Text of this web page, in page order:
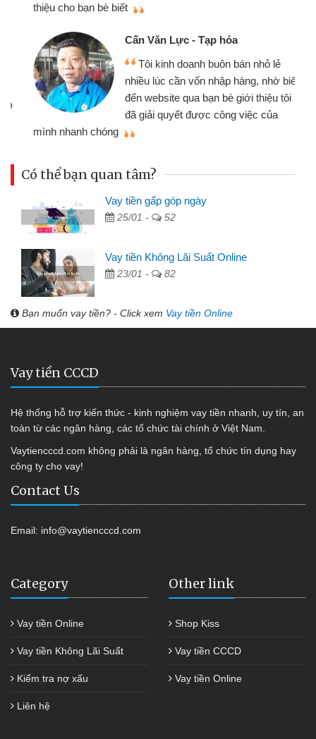
thiệu cho bạn bè biết
Cấn Văn Lực - Tạp hóa
Tôi kinh doanh buôn bán nhỏ lẻ
nhiều lúc cần vốn nhập hàng, nhờ biết
đến website qua bạn bè giới thiệu tôi
đã giải quyết được công việc của
mình nhanh chóng
Có thể bạn quan tâm?
Vay tiền gấp góp ngày
25/01 - 52
Vay tiền Không Lãi Suất Online
23/01 - 82
Bạn muốn vay tiền? - Click xem Vay tiền Online
Vay tiền CCCD
Hệ thống hỗ trợ kiến thức - kinh nghiệm vay tiền nhanh, uy tín, an
toàn từ các ngân hàng, các tổ chức tài chính ở Việt Nam.
Vaytiencccd.com không phải là ngân hàng, tổ chức tín dụng hay
công ty cho vay!
Contact Us
Email: info@vaytiencccd.com
Category
Vay tiền Online
Vay tiền Không Lãi Suất
Kiểm tra nợ xấu
Liên hệ
Other link
Shop Kiss
Vay tiền CCCD
Vay tiền Online